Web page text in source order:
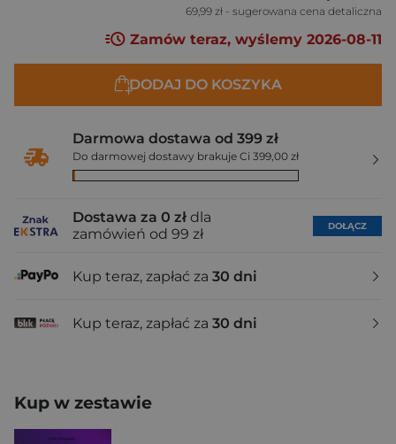
69,99 zł - sugerowana cena detaliczna
Zamów teraz, wyślemy 2026-08-11
DODAJ DO KOSZYKA
Darmowa dostawa od 399 zł
Do darmowej dostawy brakuje Ci 399,00 zł
Dostawa za 0 zł dla
zamówień od 99 zł
DOŁĄCZ
Kup teraz, zapłać za 30 dni
Kup teraz, zapłać za 30 dni
Kup w zestawie